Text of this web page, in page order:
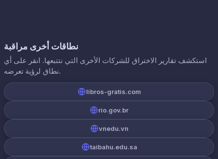
نطاقات أخرى مراقبة
استكشف تقارير الاختراق للشركات الأخرى التي نتتبعها. انقر على أي
نطاق لرؤية تعرضه.
libros-gratis.com
rio.gov.br
vnedu.vn
taibahu.edu.sa